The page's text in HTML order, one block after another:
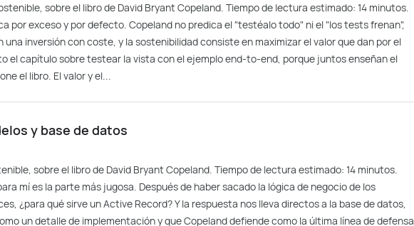
sobre el libro de David Bryant Copeland. Tiempo de lectura estimado: 14 minutos.
por exceso y por defecto. Copeland no predica el "testéalo todo" ni el "los tests frenan",
inversión con coste, y la sostenibilidad consiste en maximizar el valor que dan por el
el capítulo sobre testear la vista con el ejemplo end-to-end, porque juntos enseñan el
el libro. El valor y el...
y base de datos
sobre el libro de David Bryant Copeland. Tiempo de lectura estimado: 14 minutos.
mí es la parte más jugosa. Después de haber sacado la lógica de negocio de los
¿para qué sirve un Active Record? Y la respuesta nos lleva directos a la base de datos,
un detalle de implementación y que Copeland defiende como la última línea de defensa